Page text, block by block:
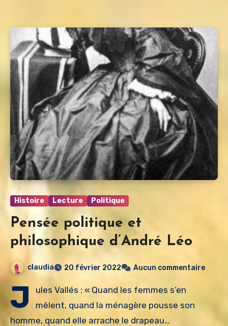
Histoire Lecture Politique
Pensée politique et
philosophique d’André Léo
claudia 20 février 2022 Aucun commentaire
J
ules Vallés : « Quand les femmes s’en
mêlent, quand la ménagère pousse son
homme, quand elle arrache le drapeau…